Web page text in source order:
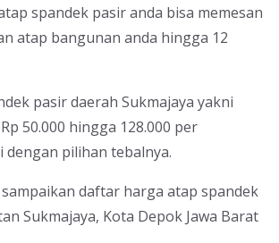
spandek pasir anda bisa memesan
atap bangunan anda hingga 12
pasir daerah Sukmajaya yakni
50.000 hingga 128.000 per
dengan pilihan tebalnya.
daftar harga atap spandek
Sukmajaya, Kota Depok Jawa Barat